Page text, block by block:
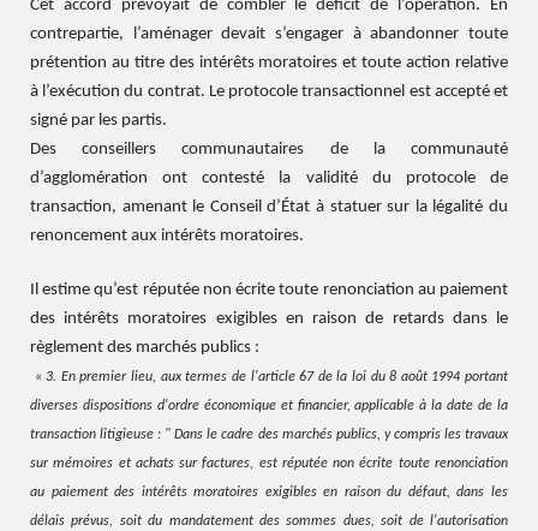
Cet accord prévoyait de combler le déficit de l’opération. En
contrepartie, l’aménager devait s’engager à abandonner toute
prétention au titre des intérêts moratoires et toute action relative
à l’exécution du contrat. Le protocole transactionnel est accepté et
signé par les partis.
Des conseillers communautaires de la communauté
d’agglomération ont contesté la validité du protocole de
transaction, amenant le Conseil d’État à statuer sur la légalité du
renoncement aux intérêts moratoires.
Il estime qu’est réputée non écrite toute renonciation au paiement
des intérêts moratoires exigibles en raison de retards dans le
règlement des marchés publics :
« 3. En premier lieu, aux termes de l'article 67 de la loi du 8 août 1994 portant
diverses dispositions d'ordre économique et financier, applicable à la date de la
transaction litigieuse : " Dans le cadre des marchés publics, y compris les travaux
sur mémoires et achats sur factures, est réputée non écrite toute renonciation
au paiement des intérêts moratoires exigibles en raison du défaut, dans les
délais prévus, soit du mandatement des sommes dues, soit de l'autorisation